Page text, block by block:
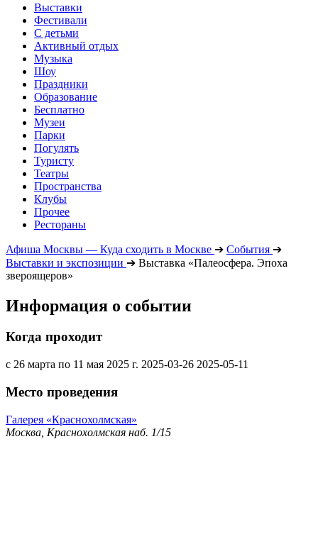
Выставки
Фестивали
С детьми
Активный отдых
Музыка
Шоу
Праздники
Образование
Бесплатно
Музеи
Парки
Погулять
Туристу
Театры
Пространства
Клубы
Прочее
Рестораны
Афиша Москвы — Куда сходить в Москве ➔ События ➔
Выставки и экспозиции ➔ Выставка «Палеосфера. Эпоха
звероящеров»
Информация о событии
Когда проходит
с 26 марта по 11 мая 2025 г. 2025-03-26 2025-05-11
Место проведения
Галерея «Краснохолмская»
Москва, Краснохолмская наб. 1/15